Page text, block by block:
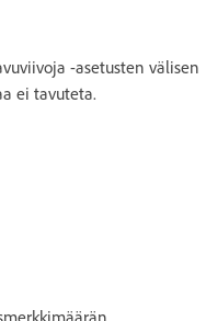
-asetusten välisen
ei tavuteta.